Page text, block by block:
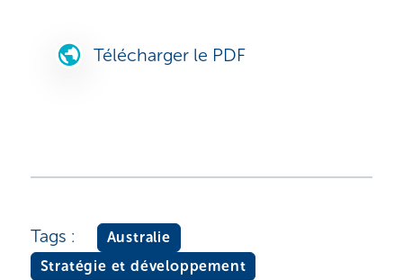
Télécharger le PDF
Tags :
Australie
Stratégie et développement